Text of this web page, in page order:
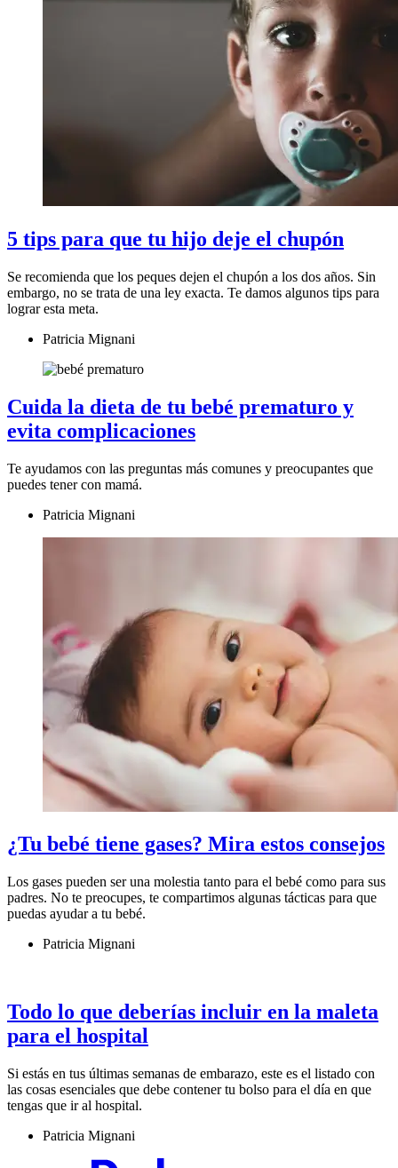
5 tips para que tu hijo deje el chupón
Se recomienda que los peques dejen el chupón a los dos años. Sin
embargo, no se trata de una ley exacta. Te damos algunos tips para
lograr esta meta.
Patricia Mignani
Cuida la dieta de tu bebé prematuro y
evita complicaciones
Te ayudamos con las preguntas más comunes y preocupantes que
puedes tener con mamá.
Patricia Mignani
¿Tu bebé tiene gases? Mira estos consejos
Los gases pueden ser una molestia tanto para el bebé como para sus
padres. No te preocupes, te compartimos algunas tácticas para que
puedas ayudar a tu bebé.
Patricia Mignani
Todo lo que deberías incluir en la maleta
para el hospital
Si estás en tus últimas semanas de embarazo, este es el listado con
las cosas esenciales que debe contener tu bolso para el día en que
tengas que ir al hospital.
Patricia Mignani